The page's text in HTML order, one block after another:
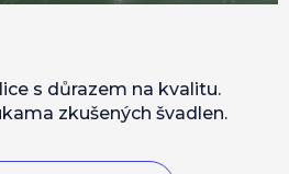
s důrazem na kvalitu.
zkušených švadlen.